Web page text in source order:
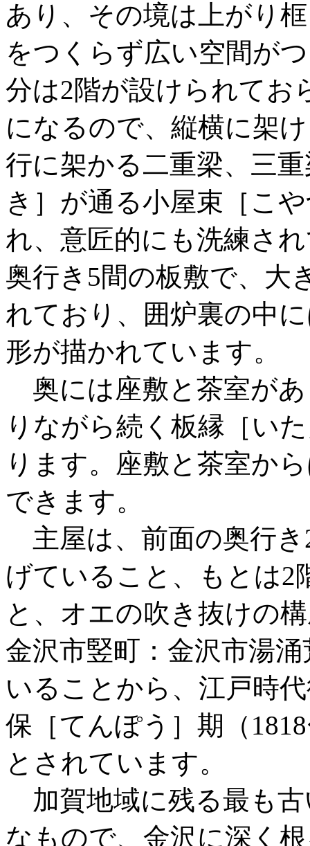
あり、その境は上がり
をつくらず広い空間が
分は2階が設けられてお
になるので、縦横に架
行に架かる二重梁、三
き］が通る小屋束［こ
れ、意匠的にも洗練さ
奥行き5間の板敷で、大
れており、囲炉裏の中
形が描かれています。
奥には座敷と茶室が
りながら続く板縁［い
ります。座敷と茶室か
できます。
主屋は、前面の奥行き
げていること、もとは2
と、オエの吹き抜けの
金沢市竪町：金沢市湯
いることから、江戸時
保［てんぽう］期（
とされています。
加賀地域に残る最も
なもので、金沢に深く